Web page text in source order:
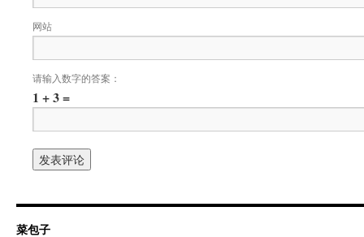
网站
请输入数字的答案：
1 + 3 =
菜包子